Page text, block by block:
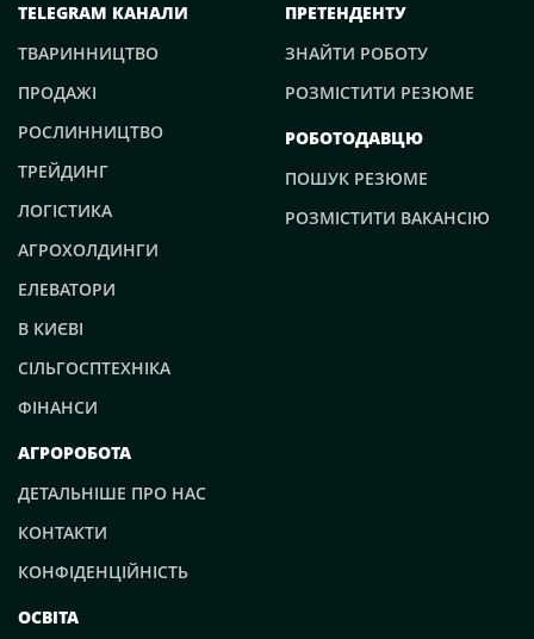
TELEGRAM КАНАЛИ
ТВАРИННИЦТВО
ПРОДАЖІ
РОСЛИННИЦТВО
ТРЕЙДИНГ
ЛОГІСТИКА
АГРОХОЛДИНГИ
ЕЛЕВАТОРИ
В КИЄВІ
СІЛЬГОСПТЕХНІКА
ФІНАНСИ
ПРЕТЕНДЕНТУ
ЗНАЙТИ РОБОТУ
РОЗМІСТИТИ РЕЗЮМЕ
РОБОТОДАВЦЮ
ПОШУК РЕЗЮМЕ
РОЗМІСТИТИ ВАКАНСІЮ
АГРОРОБОТА
ДЕТАЛЬНІШЕ ПРО НАС
КОНТАКТИ
КОНФІДЕНЦІЙНІСТЬ
ОСВІТА